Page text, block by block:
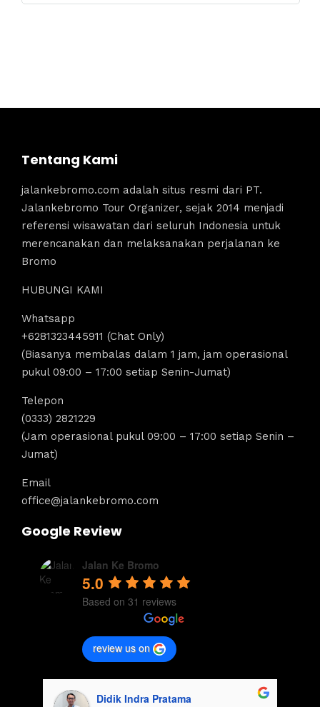
Tentang Kami
jalankebromo.com adalah situs resmi dari PT.
Jalankebromo Tour Organizer, sejak 2014 menjadi
referensi wisawatan dari seluruh Indonesia untuk
merencanakan dan melaksanakan perjalanan ke
Bromo
HUBUNGI KAMI
Whatsapp
+6281323445911 (Chat Only)
(Biasanya membalas dalam 1 jam, jam operasional
pukul 09:00 – 17:00 setiap Senin-Jumat)
Telepon
(0333) 2821229
(Jam operasional pukul 09:00 – 17:00 setiap Senin –
Jumat)
Email
office@jalankebromo.com
Google Review
Jalan Ke Bromo
5.0
Based on 31 reviews
review us on
Didik Indra Pratama